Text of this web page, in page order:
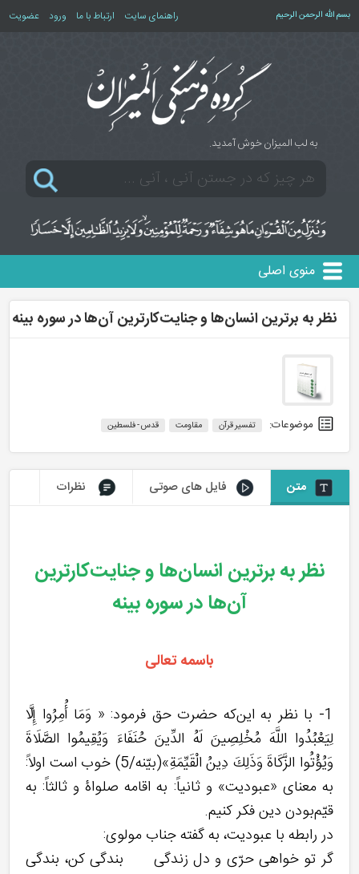
بسم الله الرحمن الرحیم راهنمای سایت ارتباط با ما ورود عضویت
به لب المیزان خوش آمدید.
منوی اصلی
نظر به برترین انسان‌ها و جنایت‌کارترین آن‌ها در سوره بینه
موضوعات: تفسیر قرآن مقاومت قدس - فلسطین
متن فایل های صوتی نظرات
نظر به برترین انسان‌ها و جنایت‌کارترین
آن‌ها در سوره بینه
باسمه تعالی
1- با نظر به این‌که حضرت حق فرمود: « وَمَا أُمِرُوا إِلَّا
لِيَعْبُدُوا اللَّهَ مُخْلِصِينَ لَهُ الدِّينَ حُنَفَاءَ وَيُقِيمُوا الصَّلَاةَ
وَيُؤْتُوا الزَّكَاةَ وَذَلِكَ دِينُ الْقَيِّمَةِ»(بیّنه/5) خوب است اولاً:
به معنای «عبودیت» و ثانیاً: به اقامه صلواۀ و ثالثاً: به
قیّم‌بودن دین فکر کنیم.
در رابطه با عبودیت، به گفته جناب مولوی:
گر تو خواهی حرّی و دل زندگی بندگی کن، بندگی